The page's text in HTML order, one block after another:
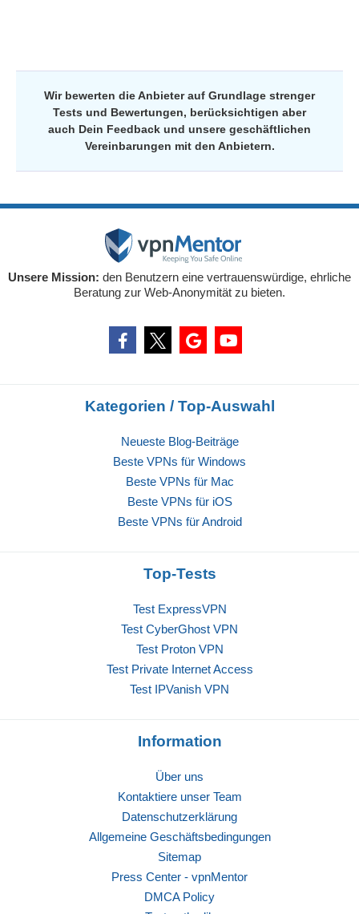
Wir bewerten die Anbieter auf Grundlage strenger
Tests und Bewertungen, berücksichtigen aber
auch Dein Feedback und unsere geschäftlichen
Vereinbarungen mit den Anbietern.
Unsere Mission: den Benutzern eine vertrauenswürdige, ehrliche
Beratung zur Web-Anonymität zu bieten.
Kategorien / Top-Auswahl
Neueste Blog-Beiträge
Beste VPNs für Windows
Beste VPNs für Mac
Beste VPNs für iOS
Beste VPNs für Android
Top-Tests
Test ExpressVPN
Test CyberGhost VPN
Test Proton VPN
Test Private Internet Access
Test IPVanish VPN
Information
Über uns
Kontaktiere unser Team
Datenschutzerklärung
Allgemeine Geschäftsbedingungen
Sitemap
Press Center - vpnMentor
DMCA Policy